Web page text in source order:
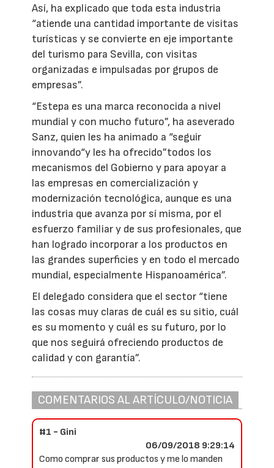
Así, ha explicado que toda esta industria
“atiende una cantidad importante de visitas
turísticas y se convierte en eje importante
del turismo para Sevilla, con visitas
organizadas e impulsadas por grupos de
empresas”.
“Estepa es una marca reconocida a nivel
mundial y con mucho futuro”, ha aseverado
Sanz, quien les ha animado a “seguir
innovando“y les ha ofrecido”todos los
mecanismos del Gobierno y para apoyar a
las empresas en comercialización y
modernización tecnológica, aunque es una
industria que avanza por sí misma, por el
esfuerzo familiar y de sus profesionales, que
han logrado incorporar a los productos en
las grandes superficies y en todo el mercado
mundial, especialmente Hispanoamérica”.
El delegado considera que el sector “tiene
las cosas muy claras de cuál es su sitio, cuál
es su momento y cuál es su futuro, por lo
que nos seguirá ofreciendo productos de
calidad y con garantía”.
COMENTARIOS AL ARTÍCULO/NOTICIA
#1 - Gini
06/09/2018 9:29:14
Como comprar sus productos y me lo manden